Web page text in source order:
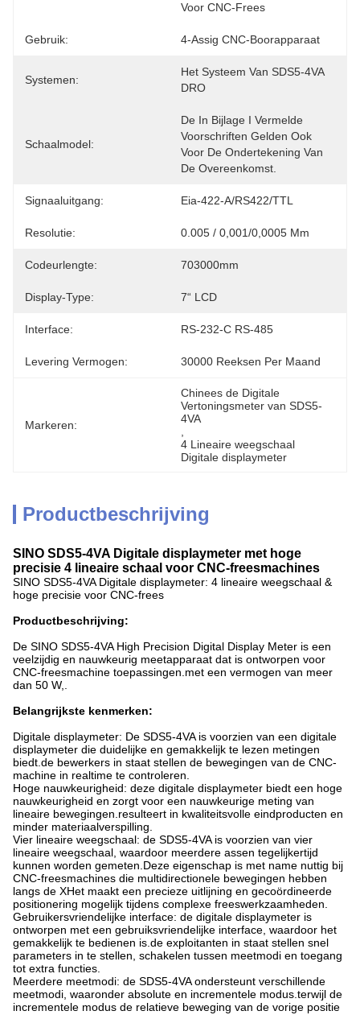
Voor CNC-Frees
Gebruik: 4-Assig CNC-Boorapparaat
Systemen:
Het Systeem Van SDS5-4VA
DRO
Schaalmodel:
De In Bijlage I Vermelde
Voorschriften Gelden Ook
Voor De Ondertekening Van
De Overeenkomst.
Signaaluitgang: Eia-422-A/RS422/TTL
Resolutie: 0.005 / 0,001/0,0005 Mm
Codeurlengte: 703000mm
Display-Type: 7“ LCD
Interface: RS-232-C RS-485
Levering Vermogen: 30000 Reeksen Per Maand
Markeren:
Chinees de Digitale
Vertoningsmeter van SDS5-
4VA
4 Lineaire weegschaal
Digitale displaymeter
Productbeschrijving
SINO SDS5-4VA Digitale displaymeter met hoge
precisie 4 lineaire schaal voor CNC-freesmachines
SINO SDS5-4VA Digitale displaymeter: 4 lineaire weegschaal &
hoge precisie voor CNC-frees
Productbeschrijving:
De SINO SDS5-4VA High Precision Digital Display Meter is een
veelzijdig en nauwkeurig meetapparaat dat is ontworpen voor
CNC-freesmachine toepassingen.met een vermogen van meer
dan 50 W,.
Belangrijkste kenmerken:
Digitale displaymeter: De SDS5-4VA is voorzien van een digitale
displaymeter die duidelijke en gemakkelijk te lezen metingen
biedt.de bewerkers in staat stellen de bewegingen van de CNC-
machine in realtime te controleren.
Hoge nauwkeurigheid: deze digitale displaymeter biedt een hoge
nauwkeurigheid en zorgt voor een nauwkeurige meting van
lineaire bewegingen.resulteert in kwaliteitsvolle eindproducten en
minder materiaalverspilling.
Vier lineaire weegschaal: de SDS5-4VA is voorzien van vier
lineaire weegschaal, waardoor meerdere assen tegelijkertijd
kunnen worden gemeten.Deze eigenschap is met name nuttig bij
CNC-freesmachines die multidirectionele bewegingen hebben
langs de XHet maakt een precieze uitlijning en gecoördineerde
positionering mogelijk tijdens complexe freeswerkzaamheden.
Gebruikersvriendelijke interface: de digitale displaymeter is
ontworpen met een gebruiksvriendelijke interface, waardoor het
gemakkelijk te bedienen is.de exploitanten in staat stellen snel
parameters in te stellen, schakelen tussen meetmodi en toegang
tot extra functies.
Meerdere meetmodi: de SDS5-4VA ondersteunt verschillende
meetmodi, waaronder absolute en incrementele modus.terwijl de
incrementele modus de relatieve beweging van de vorige positie